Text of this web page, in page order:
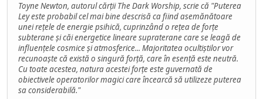
Toyne Newton, autorul cărții The Dark Worship, scrie că "Puterea
Ley este probabil cel mai bine descrisă ca fiind asemănătoare
unei rețele de energie psihică, cuprinzând o rețea de forțe
subterane și căi energetice lineare supraterane care se leagă de
influențele cosmice și atmosferice... Majoritatea ocultiștilor vor
recunoaște că există o singură forță, care în esență este neutră.
Cu toate acestea, natura acestei forțe este guvernată de
obiectivele operatorilor magici care încearcă să utilizeze puterea
sa considerabilă."